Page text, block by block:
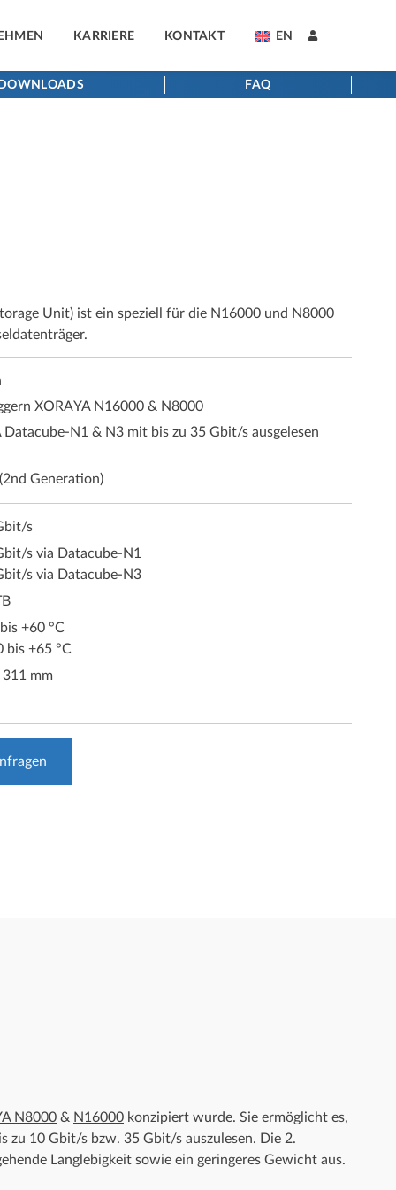
KARRIERE KONTAKT EN
DOWNLOADS FAQ
Unit) ist ein speziell für die N16000 und N8000
XORAYA N16000 & N8000
Datacube-N1 & N3 mit bis zu 35 Gbit/s ausgelesen
Generation)
s
s via Datacube-N1
s via Datacube-N3
+60 °C
bis +65 °C
mm
N8000 & N16000 konzipiert wurde. Sie ermöglicht es,
zu 10 Gbit/s bzw. 35 Gbit/s auszulesen. Die 2.
Langlebigkeit sowie ein geringeres Gewicht aus.